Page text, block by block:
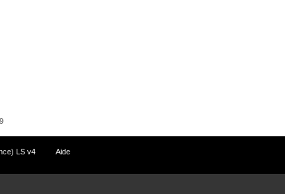
LS v4 Aide